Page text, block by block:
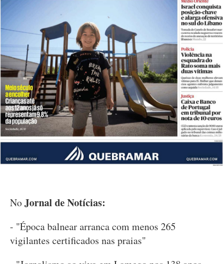
NoJornal de Notícias:
- "Época balnear arranca com menos 265
vigilantes certificados nas praias"